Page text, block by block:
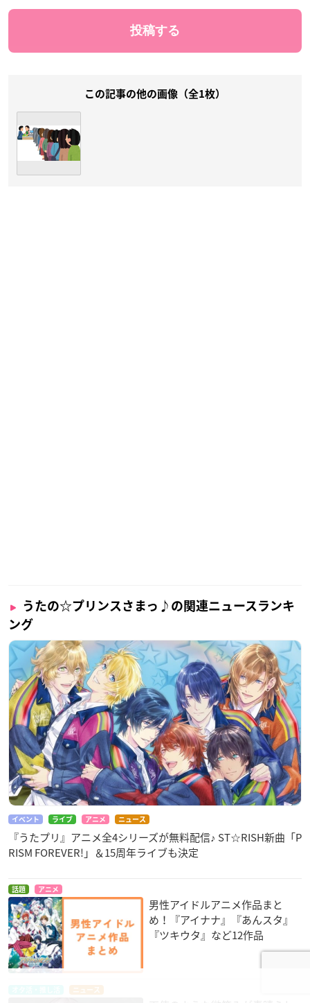
この記事の他の画像（全1枚）
うたの☆プリンスさまっ♪の関連ニュースランキ
ング
イベント ライブ アニメ ニュース
『うたプリ』アニメ全4シリーズが無料配信♪ ST☆RISH新曲「P
RISM FOREVER!」＆15周年ライブも決定
話題 アニメ
男性アイドルアニメ作品まと
め！『アイナナ』『あんスタ』
『ツキウタ』など12作品
ニュース